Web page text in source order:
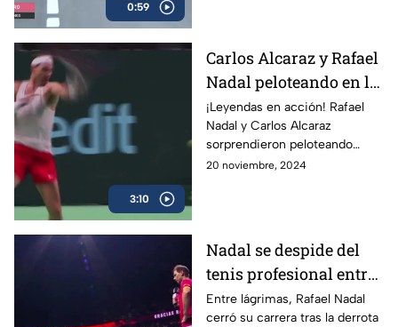
0:59
3:10
Carlos Alcaraz y Rafael
Nadal peloteando en la
Copa Davis
¡Leyendas en acción! Rafael
Nadal y Carlos Alcaraz
sorprendieron peloteando
juntos en la Copa Davis
20 noviembre, 2024
Nadal se despide del
tenis profesional entre
lágrimas
Entre lágrimas, Rafael Nadal
cerró su carrera tras la derrota